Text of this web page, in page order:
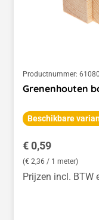
Productnummer:
Grenenhouten
Beschikbare
Normale prijs:
€ 0,59
(€ 2,36 / 1 meter)
Prijzen incl. BTW